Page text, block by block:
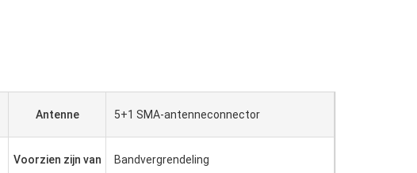
Antenne 5+1 SMA-antenneconnector
Voorzien zijn van Bandvergrendeling